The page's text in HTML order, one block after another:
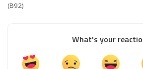
(B92)
What's your